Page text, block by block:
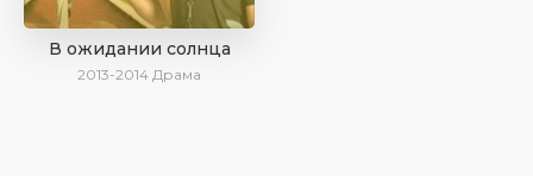
В ожидании солнца
2013-2014 Драма